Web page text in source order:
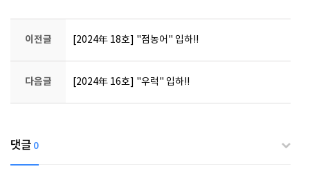
이전글 [2024年 18호] "점농어" 입하!!
다음글 [2024年 16호] "우럭" 입하!!
댓글 0